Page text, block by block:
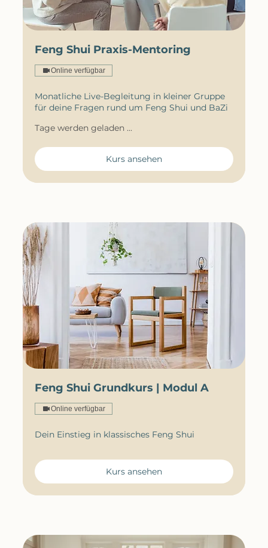
Feng Shui Praxis-Mentoring
Online verfügbar
Monatliche Live-Begleitung in kleiner Gruppe
für deine Fragen rund um Feng Shui und BaZi
Tage werden geladen ...
Kurs ansehen
Feng Shui Grundkurs | Modul A
Online verfügbar
Dein Einstieg in klassisches Feng Shui
Kurs ansehen